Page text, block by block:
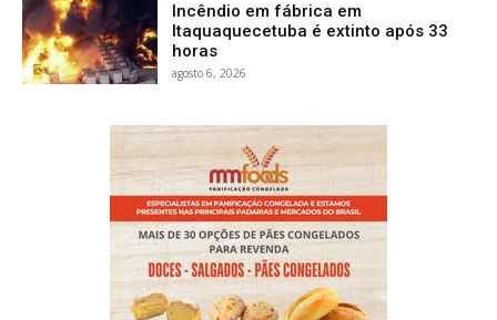
Incêndio em fábrica em
Itaquaquecetuba é extinto após 33
horas
agosto 6, 2026